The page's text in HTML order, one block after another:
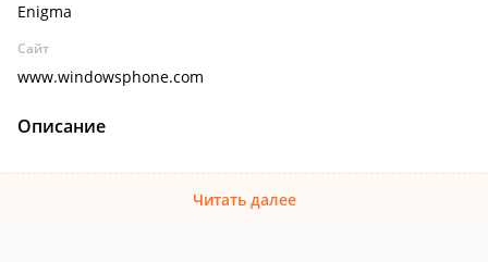
Enigma
Сайт
www.windowsphone.com
Описание
Читать далее